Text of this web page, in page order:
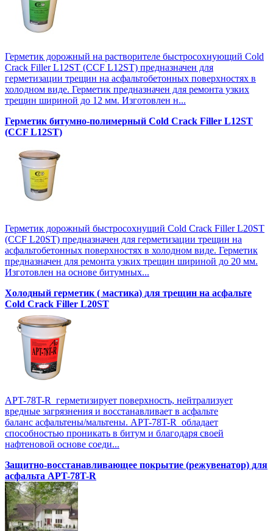
Герметик дорожный на растворителе быстросохнующий Cold
Crack Filler L12SТ (CCF L12SТ) предназначен для
герметизации трещин на асфальтобетонных поверхностях в
холодном виде. Герметик предназначен для ремонта узких
трещин шириной до 12 мм. Изготовлен н...
Герметик битумно-полимерный Cold Crack Filler L12SТ
(CCF L12SТ)
Герметик дорожный быстросохнущий Cold Crack Filler L20SТ
(CCF L20SТ) предназначен для герметизации трещин на
асфальтобетонных поверхностях в холодном виде. Герметик
предназначен для ремонта узких трещин шириной до 20 мм.
Изготовлен на основе битумных...
Холодный герметик ( мастика) для трещин на асфальте
Cold Crack Filler L20SТ
APT-78T-R герметизирует поверхность, нейтрализует
вредные загрязнения и восстанавливает в асфальте
баланс асфальтены/мальтены. APT-78T-R обладает
способностью проникать в битум и благодаря своей
нафтеновой основе соеди...
Защитно-восстанавливающее покрытие (режувенатор) для
асфальта APT-78T-R